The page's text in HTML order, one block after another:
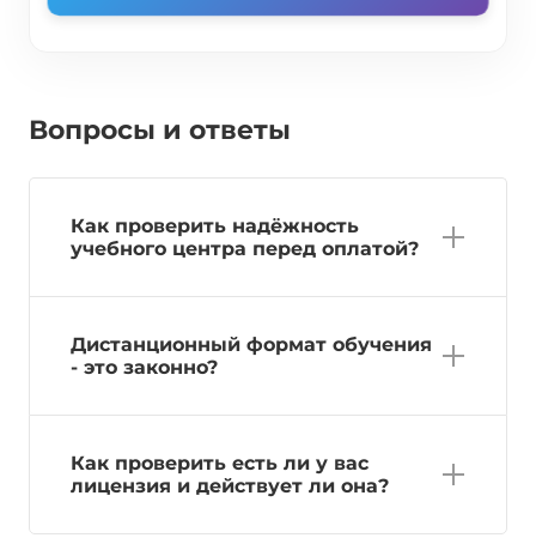
Вопросы и ответы
Как проверить надёжность
учебного центра перед оплатой?
Дистанционный формат обучения
- это законно?
Как проверить есть ли у вас
лицензия и действует ли она?